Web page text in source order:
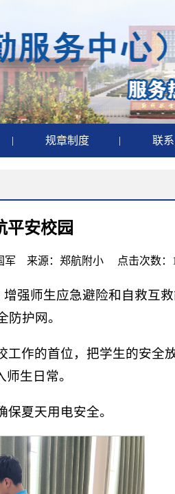
| 规章制度 | 联
平安校园
军 来源：郑航附小 点击次数：
强师生应急避险和自救互
护网。
作的首位，把学生的安全
生日常。
夏天用电安全。